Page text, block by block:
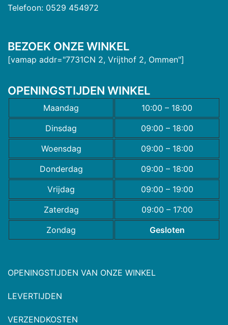
Telefoon: 0529 454972
BEZOEK ONZE WINKEL
[vamap addr="7731CN 2, Vrijthof 2, Ommen"]
OPENINGSTIJDEN WINKEL
Maandag
10:00 – 18:00
Dinsdag
09:00 – 18:00
Woensdag
09:00 – 18:00
Donderdag
09:00 – 18:00
Vrijdag
09:00 – 19:00
Zaterdag
09:00 – 17:00
Zondag
Gesloten
OPENINGSTIJDEN VAN ONZE WINKEL
LEVERTIJDEN
VERZENDKOSTEN